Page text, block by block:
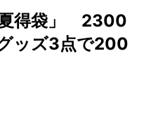
夏得袋」 2300
ッズ3点で200